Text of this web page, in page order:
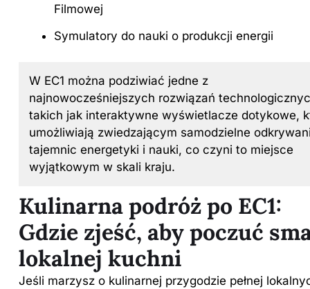
Filmowej
Symulatory do nauki o produkcji energii
W EC1 można podziwiać jedne z
najnowocześniejszych rozwiązań
takich jak interaktywne wyświetlacze dotykowe,
umożliwiają zwiedzającym samodzielne
tajemnic energetyki i nauki, co czyni to miejsce
wyjątkowym w skali kraju.
Kulinarna podróż po EC1:
Gdzie zjeść, aby poczuć
lokalnej kuchni
Jeśli marzysz o kulinarnej przygodzie pełnej